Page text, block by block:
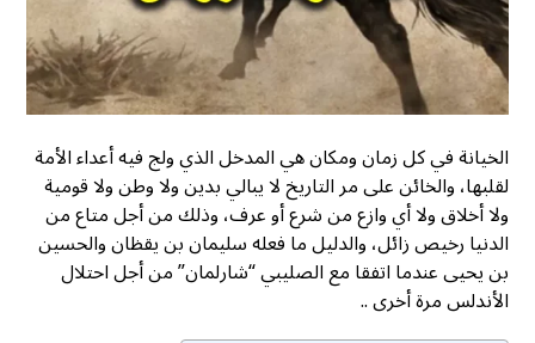
الخيانة في كل زمان ومكان هي المدخل الذي ولج فيه أعداء الأمة
لقلبها، والخائن على مر التاريخ لا يبالي بدين ولا وطن ولا قومية
ولا أخلاق ولا أي وازع من شرع أو عرف، وذلك من أجل متاع من
الدنيا رخيص زائل، والدليل ما فعله سليمان بن يقظان والحسين
بن يحيى عندما اتفقا مع الصليبي “شارلمان” من أجل احتلال
الأندلس مرة أخرى ..